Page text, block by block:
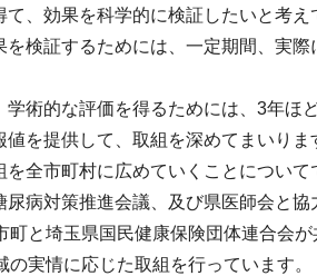
、効果を科学的に検証したいと考え
を検証するためには、一定期間、実
術的な評価を得るためには、3年ほ
を提供して、取組を深めてまいりま
全市町村に広めていくことについて
病対策推進会議、及び県医師会と
町と埼玉県国民健康保険団体連合会
実情に応じた取組を行っています。